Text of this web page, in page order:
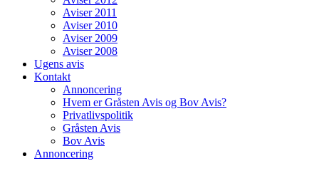
Aviser 2011
Aviser 2010
Aviser 2009
Aviser 2008
Ugens avis
Kontakt
Annoncering
Hvem er Gråsten Avis og Bov Avis?
Privatlivspolitik
Gråsten Avis
Bov Avis
Annoncering